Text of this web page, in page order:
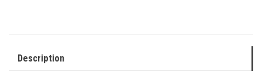
Description